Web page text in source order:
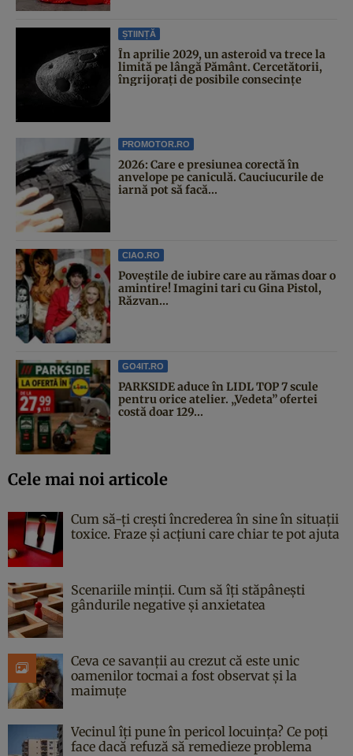
ȘTIINȚĂ
În aprilie 2029, un asteroid va trece la
limită pe lângă Pământ. Cercetătorii,
îngrijorați de posibile consecințe
PROMOTOR.RO
2026: Care e presiunea corectă în
anvelope pe caniculă. Cauciucurile de
iarnă pot să facă...
CIAO.RO
Poveştile de iubire care au rămas doar o
amintire! Imagini tari cu Gina Pistol,
Răzvan...
GO4IT.RO
PARKSIDE aduce în LIDL TOP 7 scule
pentru orice atelier. „Vedeta” ofertei
costă doar 129...
Cele mai noi articole
Cum să-ți crești încrederea în sine în situații
toxice. Fraze și acțiuni care chiar te pot ajuta
Scenariile minții. Cum să îți stăpânești
gândurile negative și anxietatea
Ceva ce savanții au crezut că este unic
oamenilor tocmai a fost observat și la
maimuțe
Vecinul îți pune în pericol locuința? Ce poți
face dacă refuză să remedieze problema